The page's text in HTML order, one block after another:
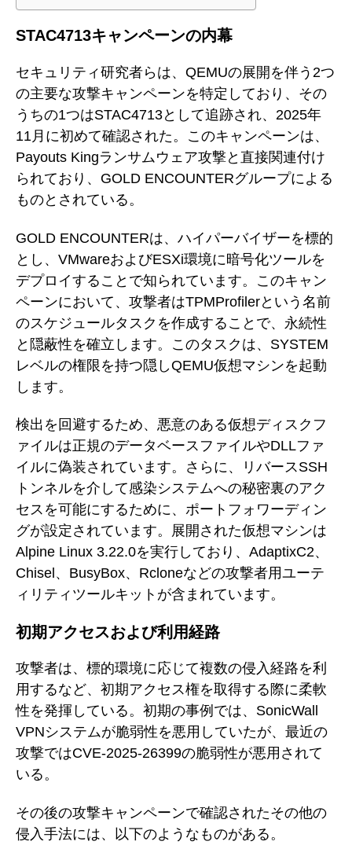
STAC4713キャンペーンの内幕
セキュリティ研究者らは、QEMUの展開を伴う2つ
の主要な攻撃キャンペーンを特定しており、その
うちの1つはSTAC4713として追跡され、2025年
11月に初めて確認された。このキャンペーンは、
Payouts Kingランサムウェア攻撃と直接関連付け
られており、GOLD ENCOUNTERグループによる
ものとされている。
GOLD ENCOUNTERは、ハイパーバイザーを標的
とし、VMwareおよびESXi環境に暗号化ツールを
デプロイすることで知られています。このキャン
ペーンにおいて、攻撃者はTPMProfilerという名前
のスケジュールタスクを作成することで、永続性
と隠蔽性を確立します。このタスクは、SYSTEM
レベルの権限を持つ隠しQEMU仮想マシンを起動
します。
検出を回避するため、悪意のある仮想ディスクフ
ァイルは正規のデータベースファイルやDLLファ
イルに偽装されています。さらに、リバースSSH
トンネルを介して感染システムへの秘密裏のアク
セスを可能にするために、ポートフォワーディン
グが設定されています。展開された仮想マシンは
Alpine Linux 3.22.0を実行しており、AdaptixC2、
Chisel、BusyBox、Rcloneなどの攻撃者用ユーテ
ィリティツールキットが含まれています。
初期アクセスおよび利用経路
攻撃者は、標的環境に応じて複数の侵入経路を利
用するなど、初期アクセス権を取得する際に柔軟
性を発揮している。初期の事例では、SonicWall
VPNシステムが脆弱性を悪用していたが、最近の
攻撃ではCVE-2025-26399の脆弱性が悪用されて
いる。
その後の攻撃キャンペーンで確認されたその他の
侵入手法には、以下のようなものがある。